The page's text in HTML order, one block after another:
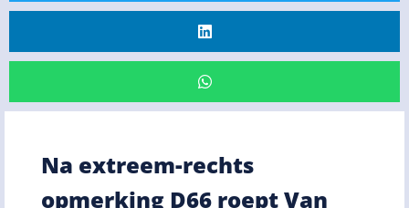
Na extreem-rechts
opmerking D66 roept Van